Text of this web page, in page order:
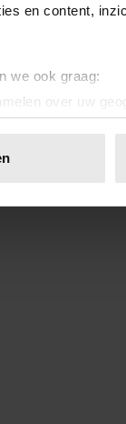
en content,
we ook graag:
over uw
door het
wijzigen of
content en
Deze
verzameld op